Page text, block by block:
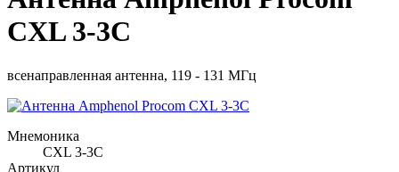
CXL 3-3C
всенаправленная антенна, 119 - 131 МГц
Мнемоника
CXL 3-3C
Артикул